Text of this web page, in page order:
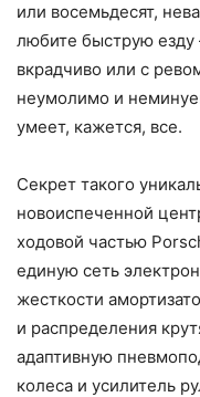
или восемьдесят,
любите быструю езду
вкрадчиво или с
неумолимо и
умеет, кажется, все.
Секрет такого
новоиспеченной
ходовой частью
единую сеть
жесткости
и распределения
адаптивную
колеса и усилитель